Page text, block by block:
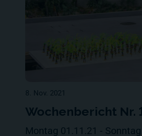
8. Nov. 2021
Wochenbericht Nr.
Montag 01.11.21 -